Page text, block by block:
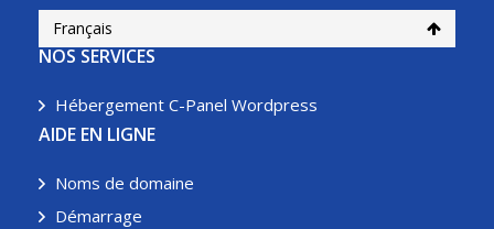
Français
NOS SERVICES
Hébergement C-Panel Wordpress
AIDE EN LIGNE
Noms de domaine
Démarrage